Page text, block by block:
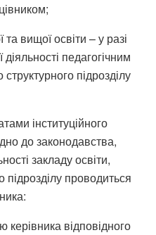
вищої освіти – у разі
педагогічним
підрозділу
інституційного
до законодавства,
закладу освіти,
підрозділу проводиться
керівника відповідного